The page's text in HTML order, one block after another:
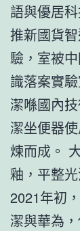
語與優居
推新國貨
驗，室被
識落案實
潔喺國內
潔坐便器
煉而成。
釉，平整
2021年初
潔與華為